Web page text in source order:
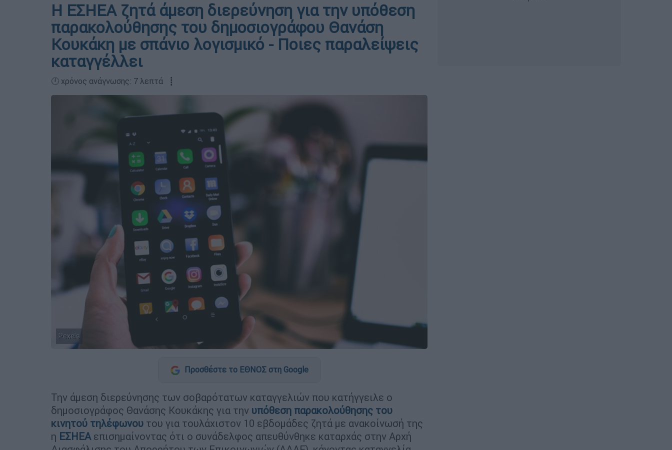
Η ΕΣΗΕΑ ζητά άμεση διερεύνηση για την υπόθεση
παρακολούθησης του δημοσιογράφου Θανάση
Κουκάκη με σπάνιο λογισμικό - Ποιες παραλείψεις
καταγγέλλει
🕛 χρόνος ανάγνωσης: 7 λεπτά ┋
Pexels
Προσθέστε το ΕΘΝΟΣ στη Google
Την άμεση διερεύνησης των σοβαρότατων καταγγελιών που κατήγγειλε ο
δημοσιογράφος Θανάσης Κουκάκης για την υπόθεση παρακολούθησης του
κινητού τηλέφωνου του για τουλάχιστον 10 εβδομάδες ζητά με ανακοίνωσή της
η ΕΣΗΕΑ επισημαίνοντας ότι ο συνάδελφος απευθύνθηκε καταρχάς στην Αρχή